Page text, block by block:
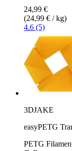
24,99 €
(24,99 € / kg)
4.6 (5)
3DJAKE
easyPETG
PETG